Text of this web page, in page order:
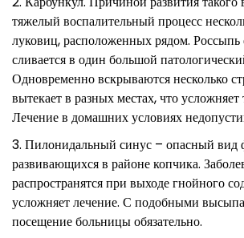
тяжелый воспалительный процесс
луковиц, расположенных рядом. Россыпь
сливается в один большой
Одновременно вскрываются несколько
вытекает в разных местах, что усложняет
Лечение в домашних условиях
Пилонидальный синус – опасный вид
развивающихся в районе копчика.
распространятся при выходе гнойного
усложняет лечение. С подобными
посещение больницы обязательно.